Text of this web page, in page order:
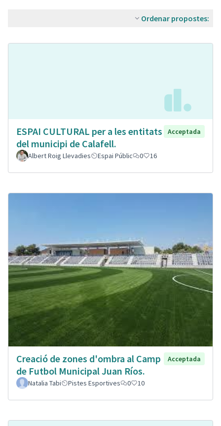
Ordenar propostes:
ESPAI CULTURAL per a les entitats
del municipi de Calafell.
Acceptada
Albert Roig Llevadies Espai Públic 0 16
Creació de zones d'ombra al Camp
de Futbol Municipal Juan Ríos.
Acceptada
Natalia Tabi Pistes Esportives 0 10